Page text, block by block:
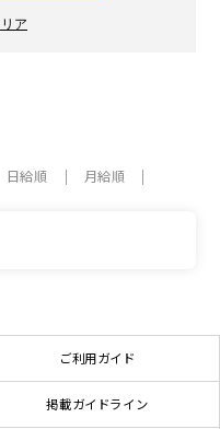
日給順 月給順
ご利用ガイド
掲載ガイドライン